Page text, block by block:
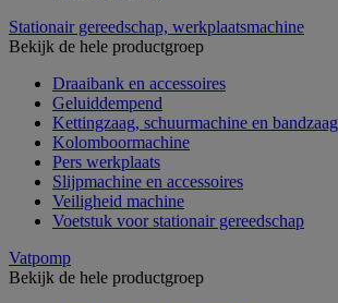
Stationair gereedschap, werkplaatsmachine
Bekijk de hele productgroep
Draaibank en accessoires
Geluiddempend
Kettingzaag, schuurmachine en bandzaag
Kolomboormachine
Pers werkplaats
Slijpmachine en accessoires
Veiligheid machine
Voetstuk voor stationair gereedschap
Vatpomp
Bekijk de hele productgroep